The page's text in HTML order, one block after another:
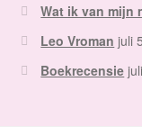
Wat ik van mijn
Leo Vroman juli
Boekrecensie